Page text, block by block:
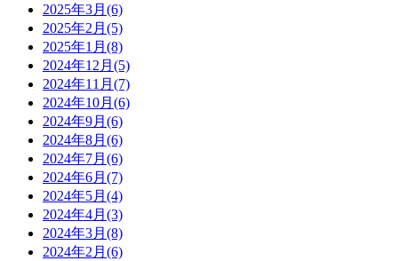
2025年3月(6)
2025年2月(5)
2025年1月(8)
2024年12月(5)
2024年11月(7)
2024年10月(6)
2024年9月(6)
2024年8月(6)
2024年7月(6)
2024年6月(7)
2024年5月(4)
2024年4月(3)
2024年3月(8)
2024年2月(6)